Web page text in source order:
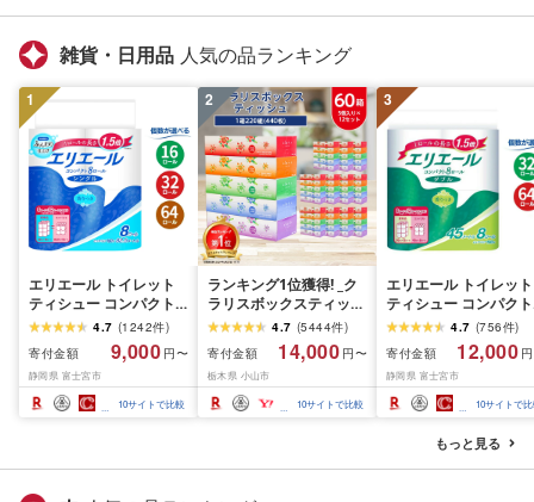
雑貨・日用品 人気の品ランキング
1
エリエール トイレット
ティシュー コンパクト
シングル [個数が選べ
る:16・32・64 ロール]
1.5倍巻 82.5m トイレッ
トペーパー シングル パ
ルプ100% 香りつき 日用
品 消耗品 備蓄 ふるさと
4.7 (1242件)
寄付金額
9,000 円〜
静岡県 富士宮市
10サイトで比較
2
ランキング1位獲得! _ク
ラリスボックスティッシ
ュ60箱(1箱220組(440
枚))(5個入り×12セット)_
ティッシュ ティッシュ
ペーパー 日用品 常備品
生活用品 まとめ買い [配
送不可地域:離島・沖縄
4.7 (5444件)
寄付金額
14,000 円〜
栃木県 小山市
10サイトで比較
3
エリエール トイレット
ティシュー コンパクト
ダブル [選べるロール
数:32・64 ロール] 1.5
巻 45m トイレットペ
パー ダブル パルプ
香りつき 日用品 消耗
備蓄 ふるさと納税 ふ
さと 送料無料 静岡県
4.7 (756件)
寄付金額
12,000
静岡県 富士宮市
10サイトで
もっと見る